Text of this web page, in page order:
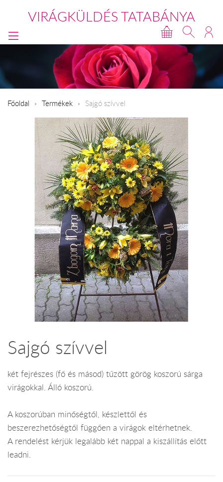
VIRÁGKÜLDÉS TATABÁNYA
Főoldal Termékek Sajgó szívvel
Sajgó szívvel
két fejrészes (fő és másod) tűzött görög koszorú sárga
virágokkal. Álló koszorú.
A koszorúban minőségtől, készlettől és
beszerezhetőségtől függően a virágok eltérhetnek.
A rendelést kérjük legalább két nappal a kiszállítás előtt
leadni.